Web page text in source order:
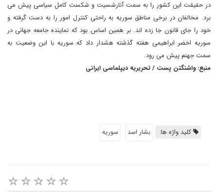
در حقیقت این کشور را به سمت آنارشسیت و شکست کامل سیاسی پیش می
برد. مخالفان در برخی مناطق سوریه به راحتی کنترل امور را به دست گرفته و
خود را جای قانون جا زده اند. بر همین اساس بود که نماینده جامعه جهانی در
سوریه اخضر ابراهیمی هفته گذشته هشدار داد که سوریه با این وضعیت به
سمت جهنم پیش می رود.
منبع: واشنگتن پست / تحریریه دیپلماسی ایرانی
کلید واژه ها: بشار اسد سوریه